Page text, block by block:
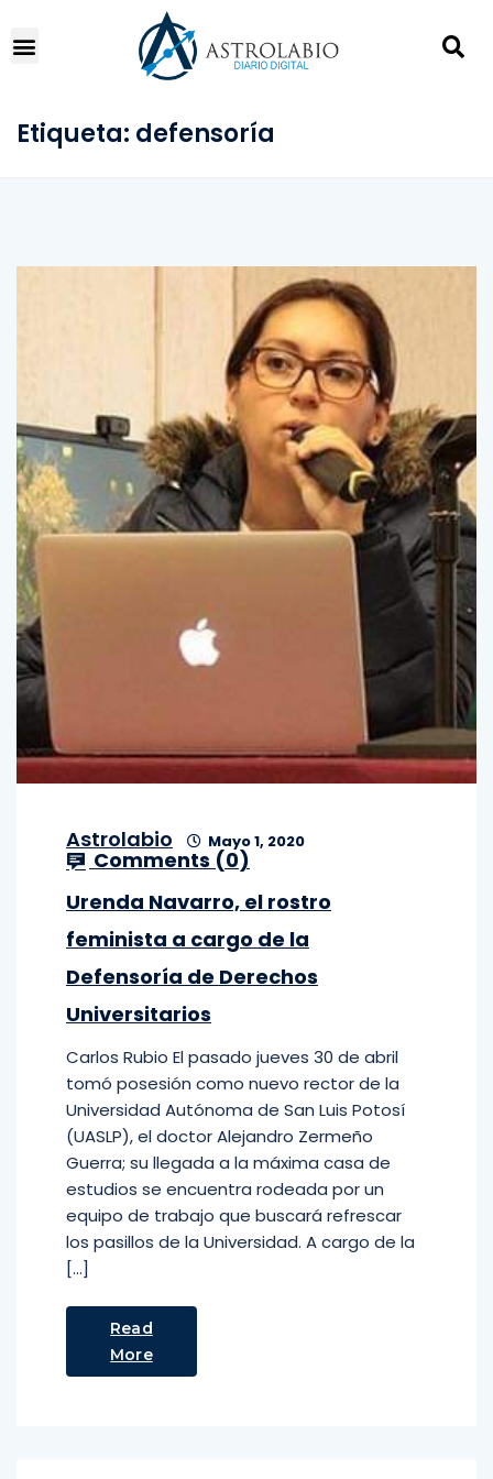
Etiqueta: defensoría
Astrolabio Mayo 1, 2020
Comments (0)
Urenda Navarro, el rostro
feminista a cargo de la
Defensoría de Derechos
Universitarios
Carlos Rubio El pasado jueves 30 de abril
tomó posesión como nuevo rector de la
Universidad Autónoma de San Luis Potosí
(UASLP), el doctor Alejandro Zermeño
Guerra; su llegada a la máxima casa de
estudios se encuentra rodeada por un
equipo de trabajo que buscará refrescar
los pasillos de la Universidad. A cargo de la
[…]
Read
More